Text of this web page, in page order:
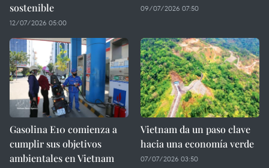
sostenible
12/07/2026 05:00
09/07/2026 07:50
Gasolina E10 comienza a
cumplir sus objetivos
ambientales en Vietnam
Vietnam da un paso clave
hacia una economía verde
07/07/2026 03:50